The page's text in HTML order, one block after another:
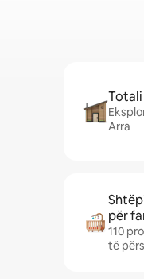
Totali
Arra
për
110
të